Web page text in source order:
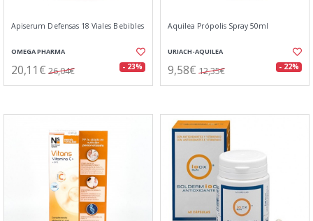
Apiserum Defensas 18 Viales Bebibles
OMEGA PHARMA
20,11€ 26,04€ - 23%
Aquilea Própolis Spray 50ml
URIACH-AQUILEA
9,58€ 12,35€ - 22%